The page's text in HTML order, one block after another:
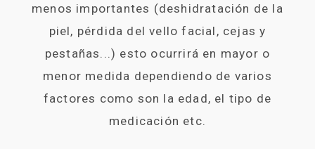
menos importantes (deshidratación de la
piel, pérdida del vello facial, cejas y
pestañas...) esto ocurrirá en mayor o
menor medida dependiendo de varios
factores como son la edad, el tipo de
medicación etc.